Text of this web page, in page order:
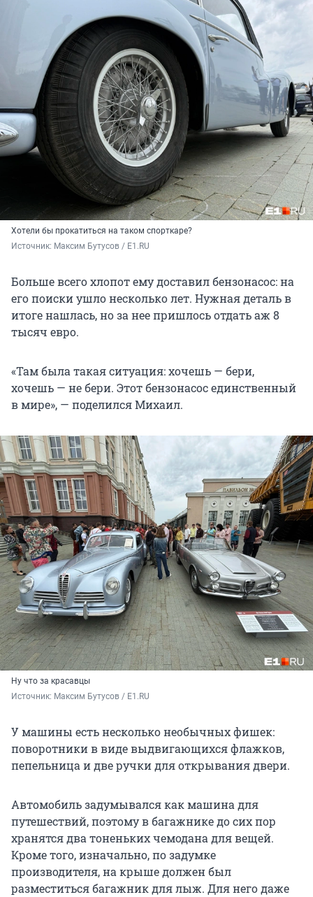
Хотели бы прокатиться на таком спорткаре?
Источник: Максим Бутусов / E1.RU
Больше всего хлопот ему доставил бензонасос: на
его поиски ушло несколько лет. Нужная деталь в
итоге нашлась, но за нее пришлось отдать аж 8
тысяч евро.
«Там была такая ситуация: хочешь — бери,
хочешь — не бери. Этот бензонасос единственный
в мире», — поделился Михаил.
Ну что за красавцы
Источник: Максим Бутусов / E1.RU
У машины есть несколько необычных фишек:
поворотники в виде выдвигающихся флажков,
пепельница и две ручки для открывания двери.
Автомобиль задумывался как машина для
путешествий, поэтому в багажнике до сих пор
хранятся два тоненьких чемодана для вещей.
Кроме того, изначально, по задумке
производителя, на крыше должен был
разместиться багажник для лыж. Для него даже